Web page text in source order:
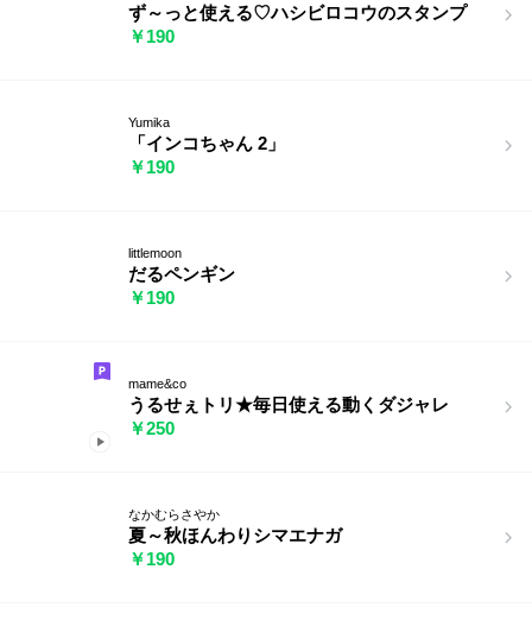
ず～っと使える♡ハシビロコウのスタンプ
￥190
Yumika
「インコちゃん 2」
￥190
littlemoon
だるペンギン
￥190
mame&co
うるせぇトリ★毎日使える動くダジャレ
￥250
なかむらさやか
夏～秋ほんわりシマエナガ
￥190